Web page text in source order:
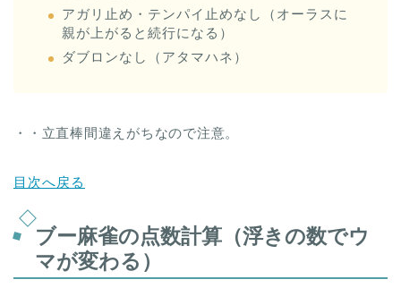
アガリ止め・テンパイ止めなし（オーラスに
親が上がると続行になる）
ダブロンなし（アタマハネ）
・・立直棒間違えがちなので注意。
目次へ戻る
ブー麻雀の点数計算（浮きの数でウ
マが変わる）